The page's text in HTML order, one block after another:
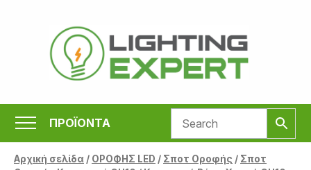
περιεχόμενο
ΠΡΟΪΟΝΤΑ
Αρχική σελίδα/ ΟΡΟΦΗΣ LED / Σποτ Οροφής / Σποτ